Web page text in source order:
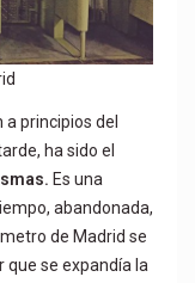
principios del
ha sido el
Es una
abandonada,
de Madrid se
que se expandía la